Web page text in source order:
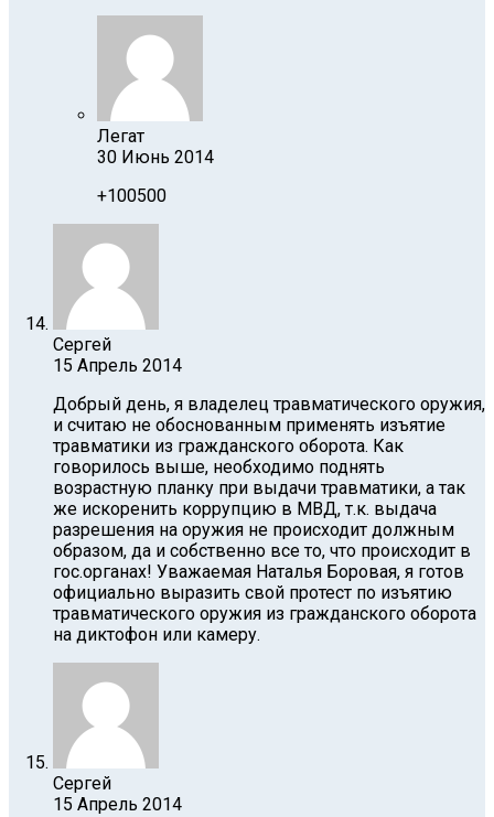
Легат
30 Июнь 2014
+100500
Сергей
15 Апрель 2014
Добрый день, я владелец травматического оружия,
и считаю не обоснованным применять изъятие
травматики из гражданского оборота. Как
говорилось выше, необходимо поднять
возрастную планку при выдачи травматики, а так
же искоренить коррупцию в МВД, т.к. выдача
разрешения на оружия не происходит должным
образом, да и собственно все то, что происходит в
гос.органах! Уважаемая Наталья Боровая, я готов
официально выразить свой протест по изъятию
травматического оружия из гражданского оборота
на диктофон или камеру.
Сергей
15 Апрель 2014